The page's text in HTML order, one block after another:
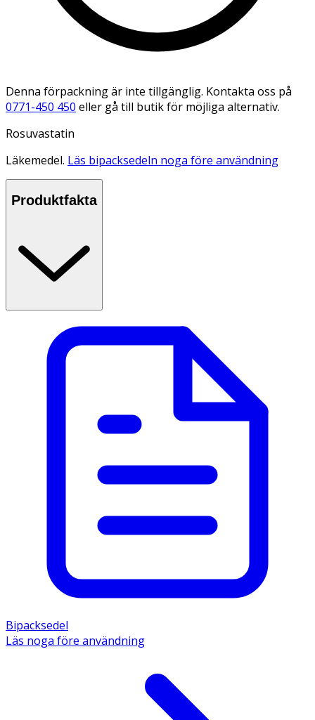
Denna förpackning är inte tillgänglig. Kontakta oss på
0771-450 450 eller gå till butik för möjliga alternativ.
Rosuvastatin
Läkemedel. Läs bipacksedeln noga före användning
Produktfakta
Bipacksedel
Läs noga före användning